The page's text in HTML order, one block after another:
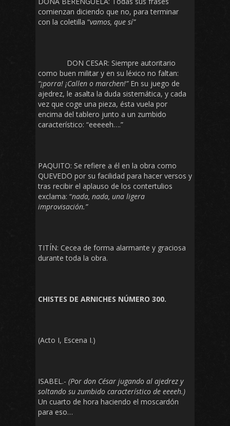
comienzan diciendo que no, para terminar
con la coletilla “vamos, que sí”
DON CESAR: Siempre autoritario
como buen militar y en su léxico no faltan:
“¡porra! ¡Callen o marchen!”En su juego de
ajedrez, le asalta la duda sistemática, y cada
vez que coge una pieza, ésta vuela por
encima del tablero junto a un zumbido
característico: “eeeeeh….”
PAQUITO: Se refiere a él en la obra como
QUEVEDO por su facilidad para hacer versos y
tras recibir el aplauso de los contertulios
exclama: “nada, nada, una ligera
improvisación.”
TITÍN: Cecea de forma alarmante y graciosa
durante toda la obra.
CHISTES DE ARNICHES NÚMERO 300.
(Acto I, Escena I.)
ISABEL.- (Por don César jugando al ajedrez y
soltando su zumbido característico de eeeeh.)
Un cuarto de hora haciendo el moscardón
para eso…